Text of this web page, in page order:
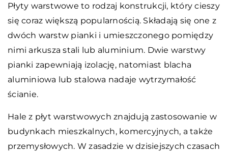
Płyty warstwowe to rodzaj konstrukcji, który cieszy
się coraz większą popularnością. Składają się one z
dwóch warstw pianki i umieszczonego pomiędzy
nimi arkusza stali lub aluminium. Dwie warstwy
pianki zapewniają izolację, natomiast blacha
aluminiowa lub stalowa nadaje wytrzymałość
ścianie.
Hale z płyt warstwowych znajdują zastosowanie w
budynkach mieszkalnych, komercyjnych, a także
przemysłowych. W zasadzie w dzisiejszych czasach